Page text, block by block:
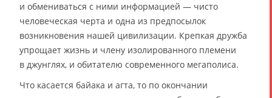
и обмениваться с ними информацией — чисто
человеческая черта и одна из предпосылок
возникновения нашей цивилизации. Крепкая дружба
упрощает жизнь и члену изолированного племени
в джунглях, и обитателю современного мегаполиса.
Что касается байака и агта, то по окончании